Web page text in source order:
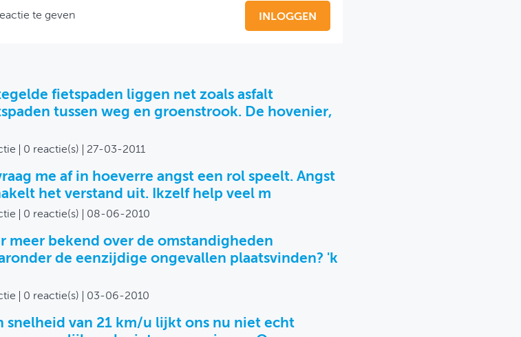
te geven INLOGGEN
fietspaden liggen net zoals asfalt
tussen weg en groenstrook. De hovenier,
0 reactie(s) 27-03-2011
me af in hoeverre angst een rol speelt. Angst
het verstand uit. Ikzelf help veel m
0 reactie(s) 08-06-2010
meer bekend over de omstandigheden
de eenzijdige ongevallen plaatsvinden? 'k
0 reactie(s) 03-06-2010
snelheid van 21 km/u lijkt ons nu niet echt